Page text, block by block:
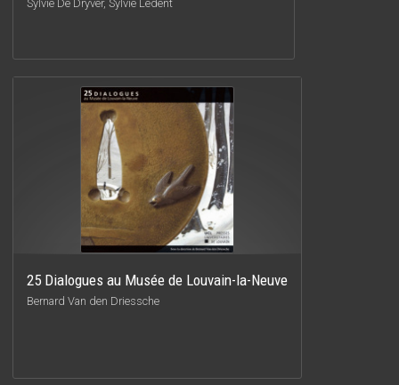
Sylvie De Dryver, Sylvie Ledent
25 Dialogues au Musée de Louvain-la-Neuve
Bernard Van den Driessche